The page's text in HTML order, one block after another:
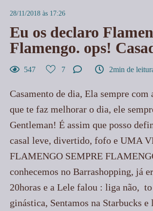
28/11/2018 às 17:26
Eu os declaro
Flamengo. ops!
547 7 2min de
Casamento de dia, Ela sempre com
que te faz melhorar o dia, ele
Gentleman! É assim que posso
casal leve, divertido, fofo e UMA
FLAMENGO SEMPRE
conhecemos no Barrashopping, já
20horas e a Lele falou : liga não,
ginástica, Sentamos na Starbucks e